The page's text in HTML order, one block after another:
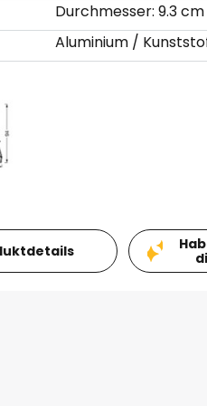
Durchmesser: 9.3 cm
Aluminium /